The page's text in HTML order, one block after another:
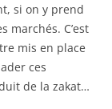
si on y prend
marchés. C’est
mis en place
ces
de la zakat…